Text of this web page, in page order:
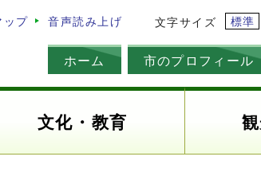
ップ 音声読み上げ 文字サイズ 標準
ホーム 市のプロフィール
文化・教育